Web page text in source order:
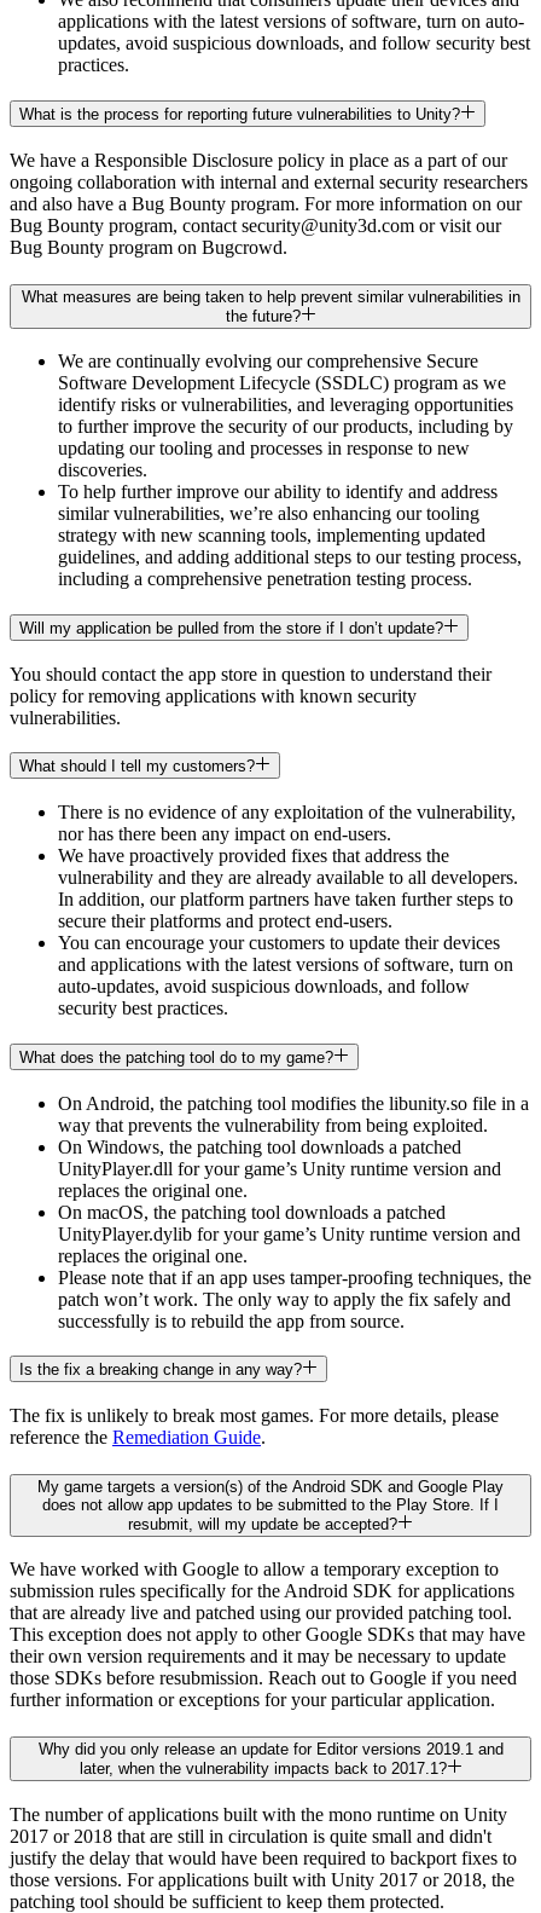
applications with the latest versions of software, turn on auto-
updates, avoid suspicious downloads, and follow security best
practices.
What is the process for reporting future vulnerabilities to Unity?
We have a Responsible Disclosure policy in place as a part of our
ongoing collaboration with internal and external security researchers
and also have a Bug Bounty program. For more information on our
Bug Bounty program, contact security@unity3d.com or visit our
Bug Bounty program on Bugcrowd.
What measures are being taken to help prevent similar vulnerabilities in
the future?
We are continually evolving our comprehensive Secure
Software Development Lifecycle (SSDLC) program as we
identify risks or vulnerabilities, and leveraging opportunities
to further improve the security of our products, including by
updating our tooling and processes in response to new
discoveries.
To help further improve our ability to identify and address
similar vulnerabilities, we’re also enhancing our tooling
strategy with new scanning tools, implementing updated
guidelines, and adding additional steps to our testing process,
including a comprehensive penetration testing process.
Will my application be pulled from the store if I don’t update?
You should contact the app store in question to understand their
policy for removing applications with known security
vulnerabilities.
What should I tell my customers?
There is no evidence of any exploitation of the vulnerability,
nor has there been any impact on end-users.
We have proactively provided fixes that address the
vulnerability and they are already available to all developers.
In addition, our platform partners have taken further steps to
secure their platforms and protect end-users.
You can encourage your customers to update their devices
and applications with the latest versions of software, turn on
auto-updates, avoid suspicious downloads, and follow
security best practices.
What does the patching tool do to my game?
On Android, the patching tool modifies the libunity.so file in a
way that prevents the vulnerability from being exploited.
On Windows, the patching tool downloads a patched
UnityPlayer.dll for your game’s Unity runtime version and
replaces the original one.
On macOS, the patching tool downloads a patched
UnityPlayer.dylib for your game’s Unity runtime version and
replaces the original one.
Please note that if an app uses tamper-proofing techniques, the
patch won’t work. The only way to apply the fix safely and
successfully is to rebuild the app from source.
Is the fix a breaking change in any way?
The fix is unlikely to break most games. For more details, please
reference the Remediation Guide.
My game targets a version(s) of the Android SDK and Google Play
does not allow app updates to be submitted to the Play Store. If I
resubmit, will my update be accepted?
We have worked with Google to allow a temporary exception to
submission rules specifically for the Android SDK for applications
that are already live and patched using our provided patching tool.
This exception does not apply to other Google SDKs that may have
their own version requirements and it may be necessary to update
those SDKs before resubmission. Reach out to Google if you need
further information or exceptions for your particular application.
Why did you only release an update for Editor versions 2019.1 and
later, when the vulnerability impacts back to 2017.1?
The number of applications built with the mono runtime on Unity
2017 or 2018 that are still in circulation is quite small and didn't
justify the delay that would have been required to backport fixes to
those versions. For applications built with Unity 2017 or 2018, the
patching tool should be sufficient to keep them protected.